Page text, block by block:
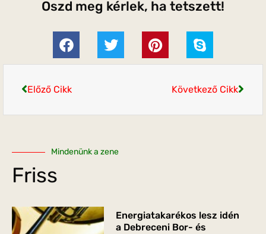
Oszd meg kérlek, ha tetszett!
Előző Cikk Következő Cikk
Mindenünk a zene
Friss
Energiatakarékos lesz idén
a Debreceni Bor- és